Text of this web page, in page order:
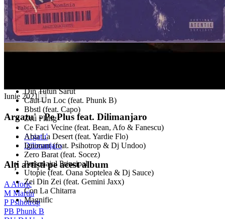
Actor (feat. Martin)
Din Tutun Sarut
Caut Un Loc (feat. Phunk B)
Bbstl (feat. Capo)
Zeii Plang
Ce Faci Vecine (feat. Bean, Afo & Fanescu)
Abia La Desert (feat. Yardie Flo)
Ignorant (feat. Psihotrop & Dj Undoo)
Zero Barat (feat. Socez)
Personajul Principal
Utopie (feat. Oana Soptelea & Dj Sauce)
Zei Din Zei (feat. Gemini Jaxx)
Con La Chitarra
Magnific
Iunie 2021
Argatu' - Pe Plus feat. Dilimanjaro
Argatu'
Dilimanjaro
Alți artiști pe acest album
A Aforic
M Martin
PPsihotrop
PB Phunk B